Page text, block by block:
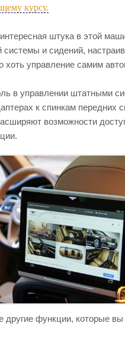
курсу.
штука в этой
системы и сидений,
хоть управление самим
в управлении штатными
к спинкам
возможности
другие функции, которые